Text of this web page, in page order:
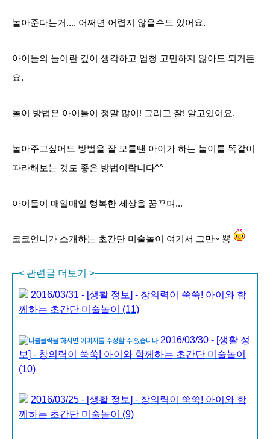
놀아준다는거.... 어쩌면 어렵지 않을수도 있어요.
아이들의 놀이란 깊이 생각하고 엄청 고민하지 않아도 되거든
요.
놀이 방법은 아이들이 정말 많이! 그리고 잘! 알고있어요.
놀아주고싶어도 방법을 잘 모를땐 아이가 하는 놀이를 똑같이
따라해보는 것도 좋은 방법이랍니다^^
아이들이 매일매일 행복한 세상을 꿈꾸며...
코코언니가 소개하는 초간단 미술놀이 여기서 그만~ 뿅
< 관련글 더보기 >
2016/03/31 - [생활 정보] - 창의력이 쑥쑥! 아이와 함
께하는 초간단 미술놀이 (11)
2016/03/30 - [생활 정
보] - 창의력이 쑥쑥! 아이와 함께하는 초간단 미술놀이
(10)
2016/03/25 - [생활 정보] - 창의력이 쑥쑥! 아이와 함
께하는 초간단 미술놀이 (9)